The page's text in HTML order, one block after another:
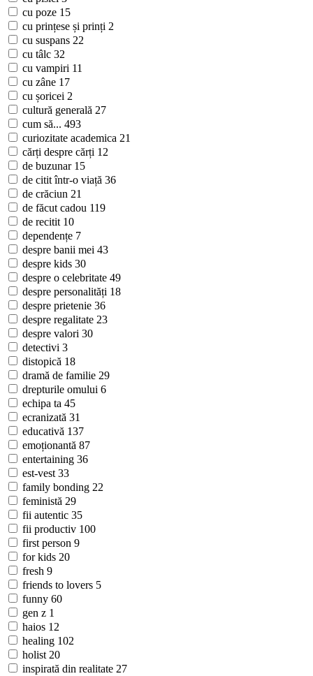
cu poze 15
cu prințese și prinți 2
cu suspans 22
cu tâlc 32
cu vampiri 11
cu zâne 17
cu șoricei 2
cultură generală 27
cum să... 493
curiozitate academica 21
cărți despre cărți 12
de buzunar 15
de citit într-o viață 36
de crăciun 21
de făcut cadou 119
de recitit 10
dependențe 7
despre banii mei 43
despre kids 30
despre o celebritate 49
despre personalități 18
despre prietenie 36
despre regalitate 23
despre valori 30
detectivi 3
distopică 18
dramă de familie 29
drepturile omului 6
echipa ta 45
ecranizată 31
educativă 137
emoționantă 87
entertaining 36
est-vest 33
family bonding 22
feministă 29
fii autentic 35
fii productiv 100
first person 9
for kids 20
fresh 9
friends to lovers 5
funny 60
gen z 1
haios 12
healing 102
holist 20
inspirată din realitate 27